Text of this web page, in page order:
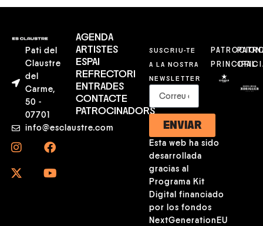
Pati del
Claustre
del
Carme,
50 -
07701
info@esclaustre.com
AGENDA
ARTISTES
ESPAI
REFRECTORI
ENTRADES
CONTACTE
PATROCINADORS
SUSCRIU-TE
A LA NOSTRA
NEWSLETTER
ENVIAR
Esta web ha sido
desarrollada
gracias al
Programa Kit
Digital financiado
por los fondos
NextGenerationEU
PRINCIPAL